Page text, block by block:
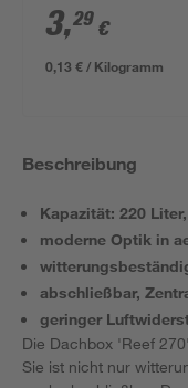
3,29 €
0,13 € / Kilogramm
Beschreibung
Kapazität: 220
moderne Optik in
abschließbar,
geringer
Die Dachbox 'Reef
Sie ist nicht nur